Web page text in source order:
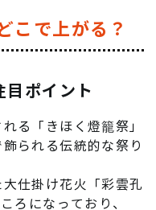
こで上がる？
目ポイント
る「きほく燈籠祭」
られる伝統的な祭り
仕掛け花火「彩雲孔
ろになっており、